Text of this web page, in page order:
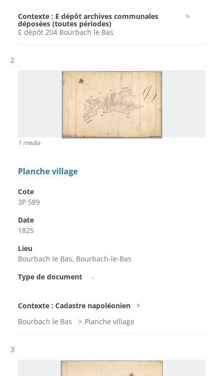
Contexte : E dépôt archives communales
déposées (toutes périodes)
E dépôt 204 Bourbach le Bas
Résultat n°
2
1 media
Planche village
Cote
3P 589
Date
1825
Lieu
Bourbach le Bas, Bourbach-le-Bas
Type de document
-
Contexte : Cadastre napoléonien
Bourbach le Bas
Planche village
Résultat n°
3